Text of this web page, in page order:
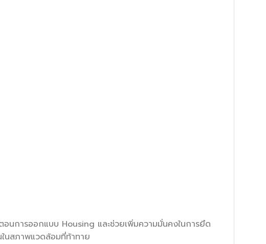
การออกแบบ Housing และช่วยเพิ่มความมั่นคงในการยึด
นสภาพแวดล้อมที่ท้าทาย